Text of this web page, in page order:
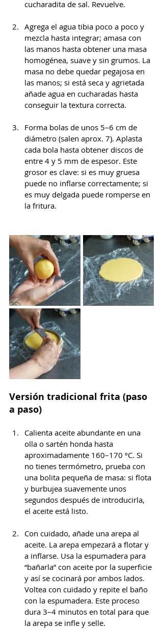
cucharadita de sal. Revuelve.
Agrega el agua tibia poco a poco y
mezcla hasta integrar; amasa con
las manos hasta obtener una masa
homogénea, suave y sin grumos. La
masa no debe quedar pegajosa en
las manos; si está seca y agrietada
añade agua en cucharadas hasta
conseguir la textura correcta.
Forma bolas de unos 5–6 cm de
diámetro (salen aprox. 7). Aplasta
cada bola hasta obtener discos de
entre 4 y 5 mm de espesor. Este
grosor es clave: si es muy gruesa
puede no inflarse correctamente; si
es muy delgada puede romperse en
la fritura.
Versión tradicional frita (paso
a paso)
Calienta aceite abundante en una
olla o sartén honda hasta
aproximadamente 160–170 ºC. Si
no tienes termómetro, prueba con
una bolita pequeña de masa: si flota
y burbujea suavemente unos
segundos después de introducirla,
el aceite está listo.
Con cuidado, añade una arepa al
aceite. La arepa empezará a flotar y
a inflarse. Usa la espumadera para
“bañarla” con aceite por la superficie
y así se cocinará por ambos lados.
Voltea con cuidado y repite el baño
con la espumadera. Este proceso
dura 3–4 minutos en total para que
la arepa se infle y selle.